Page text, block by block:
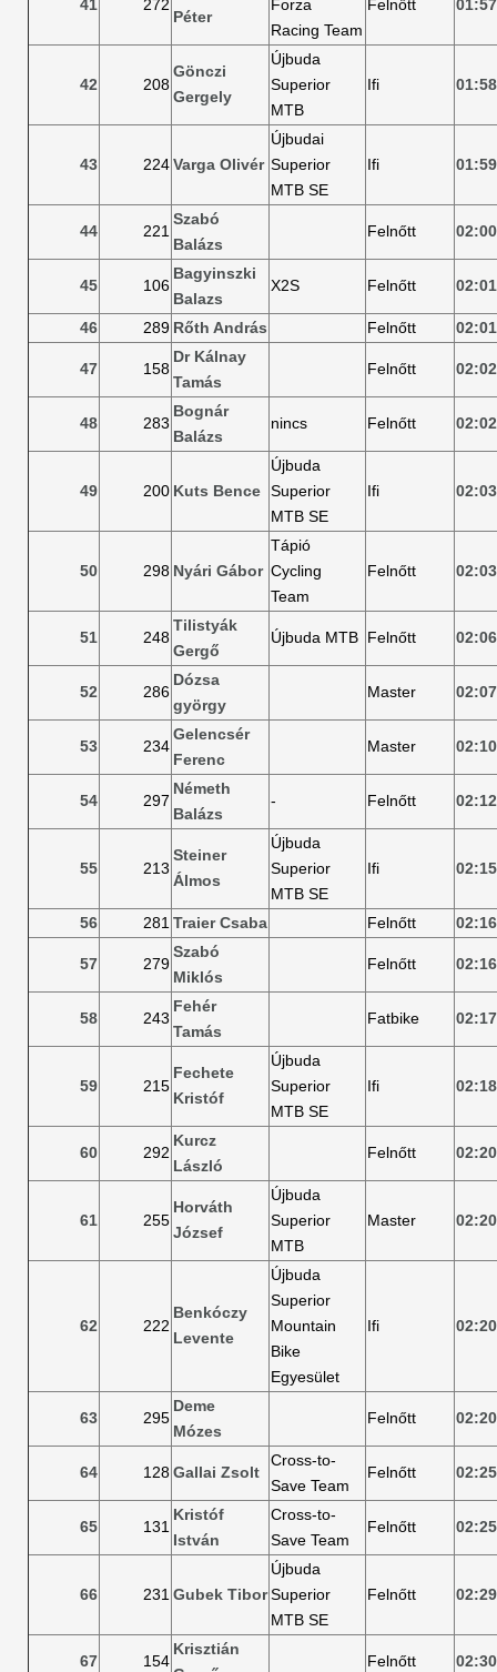
41 272
Péter
Forza
Racing Team
Felnőtt
42 208
Gönczi
Gergely
Újbuda
Superior
MTB
Ifi
43 224Varga Olivér
Újbudai
Superior
MTB SE
Ifi
44 221
Szabó
Balázs
Felnőtt
45 106
Bagyinszki
Balazs
X2S Felnőtt
46 289 Rőth András Felnőtt
47 158
Dr Kálnay
Tamás
Felnőtt
48 283
Bognár
Balázs
nincs Felnőtt
49 200 Kuts Bence
Újbuda
Superior
MTB SE
Ifi
50 298 Nyári Gábor
Tápió
Cycling
Team
Felnőtt
51 248
Tilistyák
Gergő
Újbuda MTB Felnőtt
52 286
Dózsa
györgy
Master
53 234
Gelencsér
Ferenc
Master
54 297
Németh
Balázs
- Felnőtt
55 213
Steiner
Álmos
Újbuda
Superior
MTB SE
Ifi
56 281 Traier Csaba Felnőtt
57 279
Szabó
Miklós
Felnőtt
58 243
Fehér
Tamás
Fatbike
59 215
Fechete
Kristóf
Újbuda
Superior
MTB SE
Ifi
60 292
Kurcz
László
Felnőtt
61 255
Horváth
József
Újbuda
Superior
MTB
Master
62 222
Benkóczy
Levente
Újbuda
Superior
Mountain
Bike
Egyesület
Ifi
63 295
Deme
Mózes
Felnőtt
64 128Gallai Zsolt
Cross-to-
Save Team
Felnőtt
65 131
Kristóf
István
Cross-to-
Save Team
Felnőtt
66 231 Gubek Tibor
Újbuda
Superior
MTB SE
Felnőtt
67 154
Krisztián
Felnőtt